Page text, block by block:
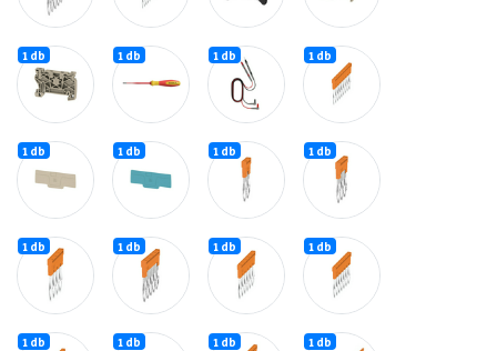
1 db 1 db 1 db 1 db
1 db 1 db 1 db 1 db
1 db 1 db 1 db 1 db
1 db 1 db 1 db 1 db